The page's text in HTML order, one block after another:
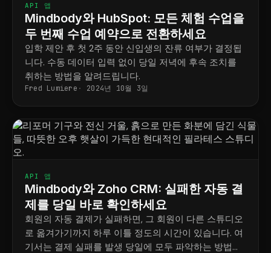
API 앱
Mindbody와 HubSpot: 모든 체험 수업을
두 번째 수업 예약으로 전환하세요
입학 제안 후 첫 2주 동안 신입생의 잔류 여부가 결정됩
니다. 수동 데이터 입력 없이 당일 저녁에 후속 조치를
취하는 방법을 알려드립니다.
Fred Lumiere 2024년 10월 3일
API 앱
Mindbody와 Zoho CRM: 실패한 자동 결
제를 당일 바로 확인하세요
회원의 자동 결제가 실패하면, 그 회원이 다른 스튜디오
로 옮겨가기까지 하루 이틀 정도의 시간이 있습니다. 여
기서는 결제 실패를 발생 당일에 모두 파악하는 방법을